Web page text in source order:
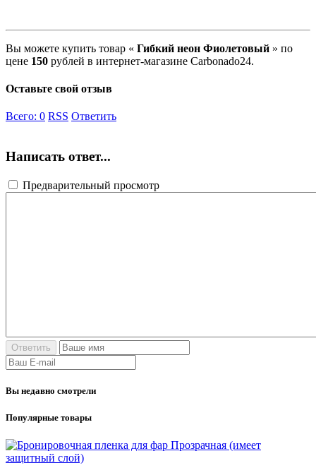
Вы можете купить товар « Гибкий неон Фиолетовый » по
цене 150 рублей в интернет-магазине Carbonado24.
Оставьте свой отзыв
Всего: 0 RSS Ответить
Написать ответ...
Предварительный просмотр
Вы недавно смотрели
Популярные товары